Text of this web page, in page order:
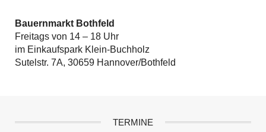
Bauernmarkt Bothfeld
Freitags von 14 – 18 Uhr
im Einkaufspark Klein-Buchholz
Sutelstr. 7A, 30659 Hannover/Bothfeld
TERMINE